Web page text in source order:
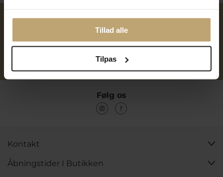
Tillad alle
Tilpas
Reparation af smykker og
Følg os
Kontakt
Åbningstider I Butikken